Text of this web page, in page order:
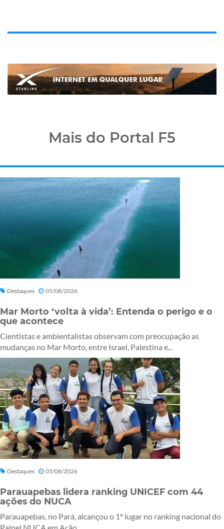
Mais do Portal F5
Destaques 05/08/2026
Mar Morto ‘volta à vida’: Entenda o perigo e o
que acontece
Cientistas e ambientalistas observam com preocupação as
mudanças no Mar Morto, entre Israel, Palestina e...
Destaques 05/08/2026
Parauapebas lidera ranking UNICEF com 44
ações do NUCA
Parauapebas, no Pará, alcançou o 1º lugar no ranking nacional do
Painel NUCA em Ação...